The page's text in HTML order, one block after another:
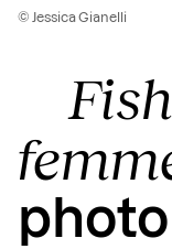
photo
© Jessica Gianelli